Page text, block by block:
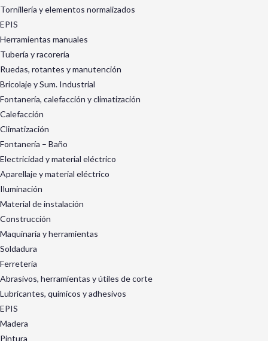
Tornillería y elementos normalizados
EPIS
Herramientas manuales
Tubería y racorería
Ruedas, rotantes y manutención
Bricolaje y Sum. Industrial
Fontanería, calefacción y climatización
Calefacción
Climatización
Fontanería – Baño
Electricidad y material eléctrico
Aparellaje y material eléctrico
Iluminación
Material de instalación
Construcción
Maquinaria y herramientas
Soldadura
Ferretería
Abrasivos, herramientas y útiles de corte
Lubricantes, químicos y adhesivos
EPIS
Madera
Pintura